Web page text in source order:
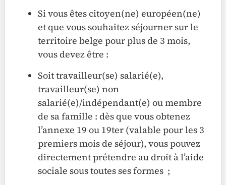
Si vous êtes citoyen(ne) européen(ne)
et que vous souhaitez séjourner sur le
territoire belge pour plus de 3 mois,
vous devez être :
Soit travailleur(se) salarié(e),
travailleur(se) non
salarié(e)/indépendant(e) ou membre
de sa famille : dès que vous obtenez
l’annexe 19 ou 19ter (valable pour les 3
premiers mois de séjour), vous pouvez
directement prétendre au droit à l’aide
sociale sous toutes ses formes ;